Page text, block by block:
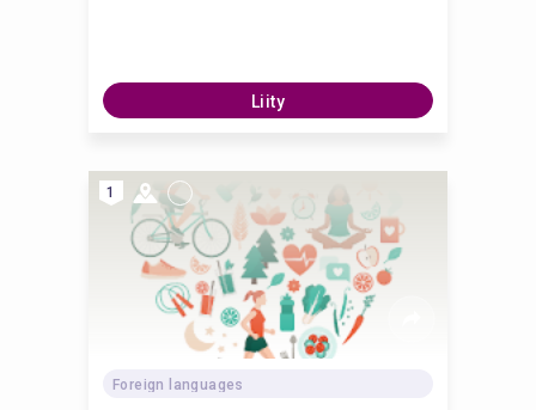
Liity
1
Foreign languages